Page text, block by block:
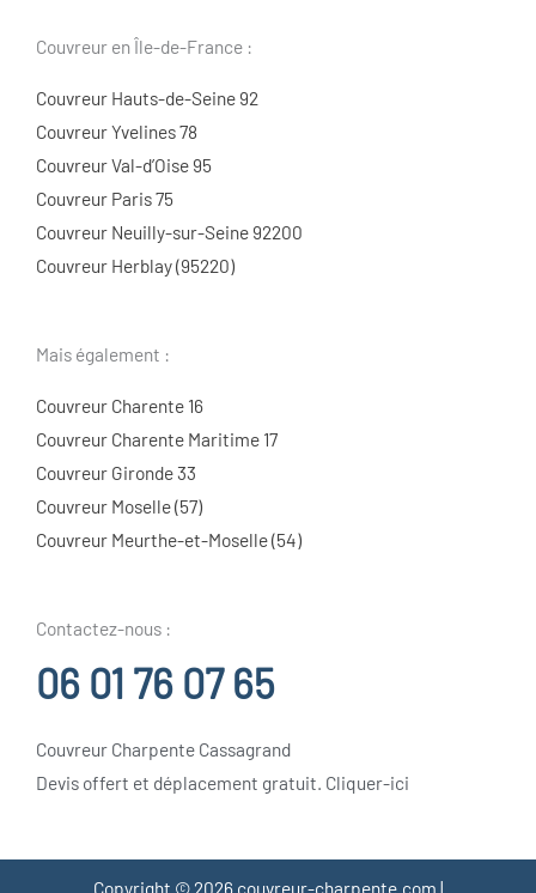
Couvreur en Île-de-France :
Couvreur Hauts-de-Seine 92
Couvreur Yvelines 78
Couvreur Val-d’Oise 95
Couvreur Paris 75
Couvreur Neuilly-sur-Seine 92200
Couvreur Herblay (95220)
Mais également :
Couvreur Charente 16
Couvreur Charente Maritime 17
Couvreur Gironde 33
Couvreur Moselle (57)
Couvreur Meurthe-et-Moselle (54)
Contactez-nous :
06 01 76 07 65
Couvreur Charpente Cassagrand
Devis offert et déplacement gratuit. Cliquer-ici
Copyright © 2026 couvreur-charpente.com |